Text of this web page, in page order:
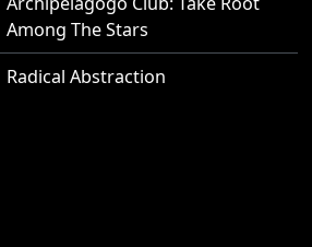
Among The Stars
Radical Abstraction